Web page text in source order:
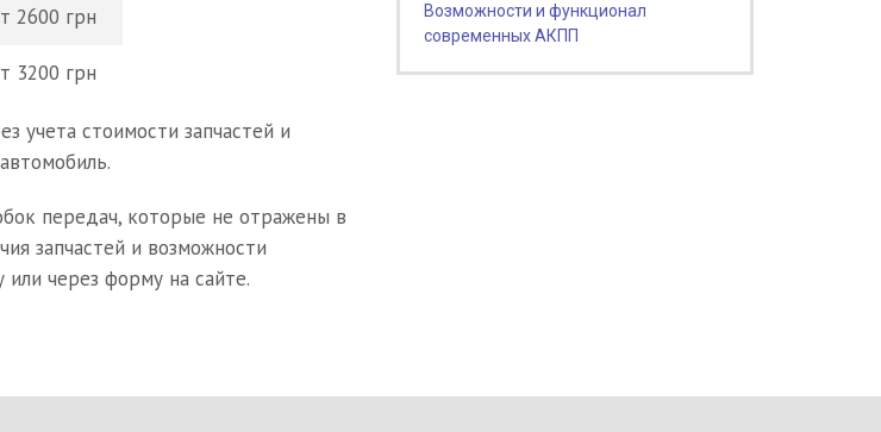
2600 грн
3200 грн
учета стоимости запчастей и
передач, которые не отражены в
запчастей и возможности
через форму на сайте.
Возможности и функционал
современных АКПП